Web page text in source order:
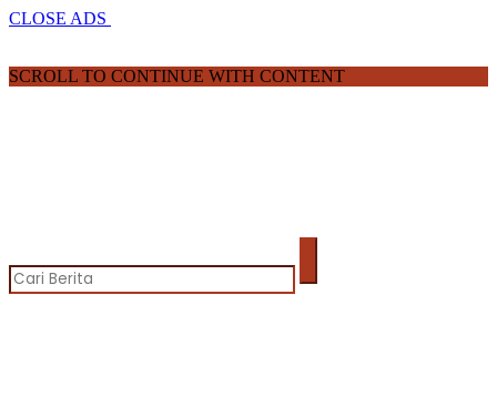
CLOSE ADS
SCROLL TO CONTINUE WITH CONTENT